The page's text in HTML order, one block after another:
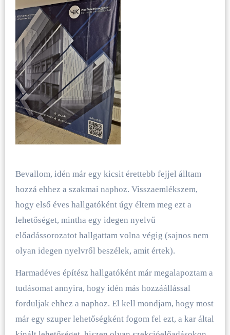
Bevallom, idén már egy kicsit érettebb fejjel álltam
hozzá ehhez a szakmai naphoz. Visszaemlékszem,
hogy első éves hallgatóként úgy éltem meg ezt a
lehetőséget, mintha egy idegen nyelvű
előadássorozatot hallgattam volna végig (sajnos nem
olyan idegen nyelvről beszélek, amit értek).
Harmadéves építész hallgatóként már megalapoztam a
tudásomat annyira, hogy idén más hozzáállással
forduljak ehhez a naphoz. El kell mondjam, hogy most
már egy szuper lehetőségként fogom fel ezt, a kar által